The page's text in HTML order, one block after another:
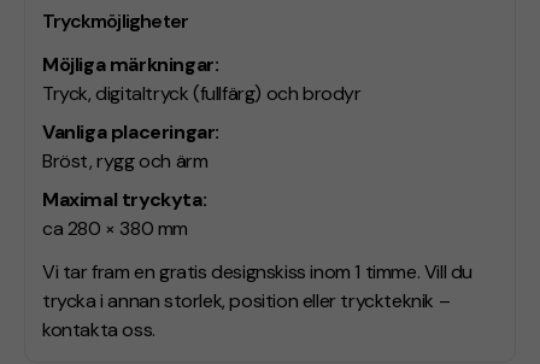
Tryckmöjligheter
Möjliga märkningar:
Tryck, digitaltryck (fullfärg) och brodyr
Vanliga placeringar:
Bröst, rygg och ärm
Maximal tryckyta:
ca 280 × 380 mm
Vi tar fram en gratis designskiss inom 1 timme. Vill du
trycka i annan storlek, position eller tryckteknik –
kontakta oss.